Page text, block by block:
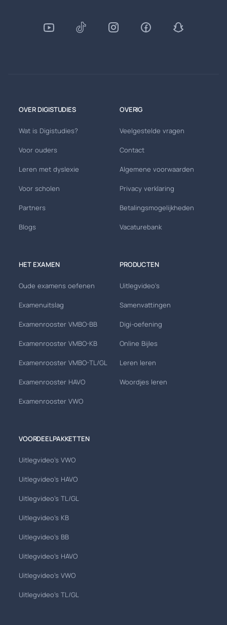
OVER DIGISTUDIES
Wat is Digistudies?
Voor ouders
Leren met dyslexie
Voor scholen
Partners
Blogs
OVERIG
Veelgestelde vragen
Contact
Algemene voorwaarden
Privacy verklaring
Betalingsmogelijkheden
Vacaturebank
HET EXAMEN
Oude examens oefenen
Examenuitslag
Examenrooster VMBO-BB
Examenrooster VMBO-KB
Examenrooster VMBO-TL/GL
Examenrooster HAVO
Examenrooster VWO
PRODUCTEN
Uitlegvideo's
Samenvattingen
Digi-oefening
Online Bijles
Leren leren
Woordjes leren
VOORDEELPAKKETTEN
Uitlegvideo's VWO
Uitlegvideo's HAVO
Uitlegvideo's TL/GL
Uitlegvideo's KB
Uitlegvideo's BB
Uitlegvideo's HAVO
Uitlegvideo's VWO
Uitlegvideo's TL/GL